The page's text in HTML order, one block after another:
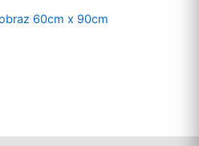
60cm x 90cm